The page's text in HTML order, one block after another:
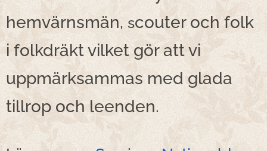
hemvärnsmän,scouter och folk
i folkdräkt vilket gör att vi
uppmärksammas med glada
tillrop och leenden.